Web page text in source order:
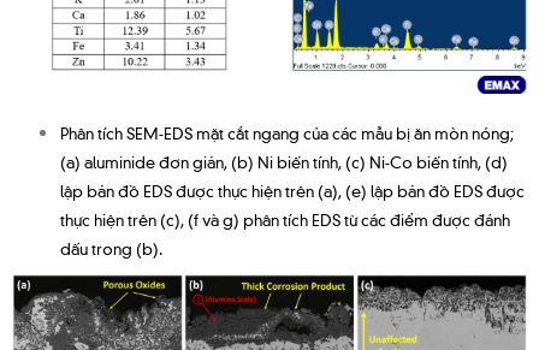
Phân tích SEM-EDS mặt cắt ngang của các mẫu bị ăn mòn nóng;
(a) aluminide đơn giản, (b) Ni biến tính, (c) Ni-Co biến tính, (d)
lập bản đồ EDS được thực hiện trên (a), (e) lập bản đồ EDS được
thực hiện trên (c), (f và g) phân tích EDS từ các điểm được đánh
dấu trong (b).